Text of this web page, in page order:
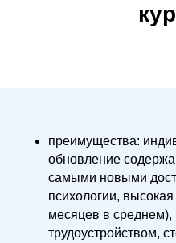
преимущества:
обновление
самыми новыми
психологии,
месяцев в
трудоустройством,